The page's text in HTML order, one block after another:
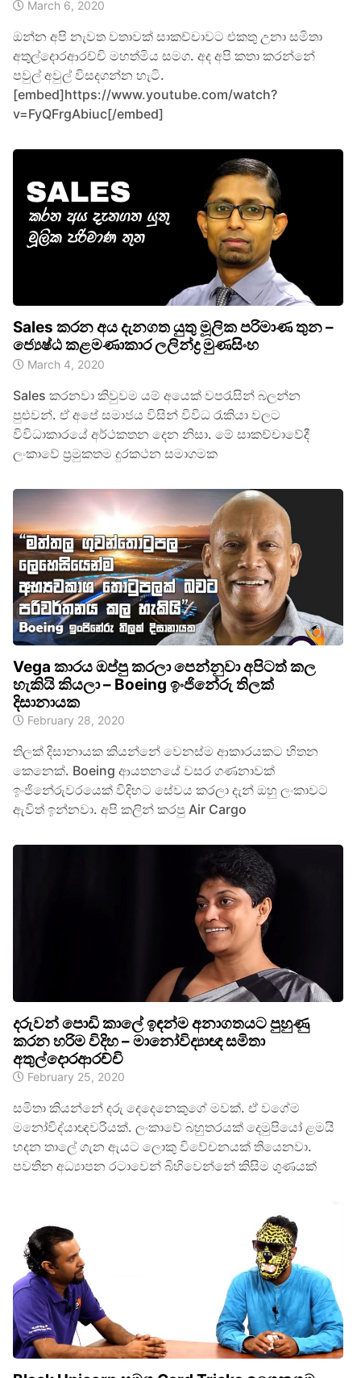
March 6, 2020
ඔන්න අපි නැවත වතාවක් සාකච්චාවට එකතු උනා සමිතා
අතුල්දොරආරච්චි මහත්මිය සමග. අද අපි කතා කරන්නේ
පවුල් අවුල් විසදගන්න හැටි.
[embed]https://www.youtube.com/watch?
v=FyQFrgAbiuc[/embed]
Sales කරන අය දැනගත යුතු මූලික පරිමාණ තුන –
ජ්‍යෙෂ්ඨ කළමණාකාර ලලින්ද්‍ර මුණසිංහ
March 4, 2020
Sales කරනවා කිවුවම යම් අයෙක් වපරැසින් බලන්න
පුළුවන්. ඒ අපේ සමාජය විසින් විවිධ රැකියා වලට
විවිධාකාරයේ අර්ථකතන දෙන නිසා. මේ සාකච්චාවේදී
ලංකාවේ ප්‍රමුකතම දුරකථන සමාගමක
Vega කාරය ඔප්පු කරලා පෙන්නුවා අපිටත් කල
හැකියි කියලා – Boeing ඉංජිනේරු තිලක්
දිසානායක
February 28, 2020
තිලක් දිසානායක කියන්නේ වෙනස්ම ආකාරයකට හිතන
කෙනෙක්. Boeing ආයතනයේ වසර ගණනාවක්
ඉංජිනේරුවරයෙක් විදිහට සේවය කරලා දැන් ඔහු ලංකාවට
ඇවිත් ඉන්නවා. අපි කලින් කරපු Air Cargo
දරුවන් පොඩි කාලේ ඉඳන්ම අනාගතයට පුහුණු
කරන හරිම විදිහ – මානෝවිද්‍යාඥ සමිතා
අතුල්දොරආරච්චි
February 25, 2020
සමිතා කියන්නේ දරු දෙදෙනෙකුගේ මවක්. ඒ වගේම
මනෝවිද්යාඥවරියක්. ලංකාවේ බහුතරයක් දෙමුපියෝ ළමයි
හදන තාලේ ගැන ඇයට ලොකු විවේචනයක් තියෙනවා.
පවතින අධ්‍යාපන රටාවෙන් බිහිවෙන්නේ කිසිම ගුණයක්